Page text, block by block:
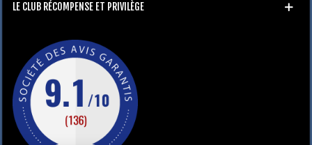
LE CLUB RÉCOMPENSE ET PRIVILÈGE